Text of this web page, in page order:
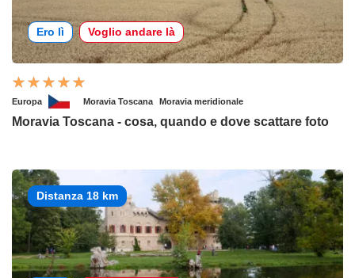
Ero lì Voglio andare là
Europa Moravia Toscana Moravia meridionale
Moravia Toscana - cosa, quando e dove scattare foto
Distanza 18 km